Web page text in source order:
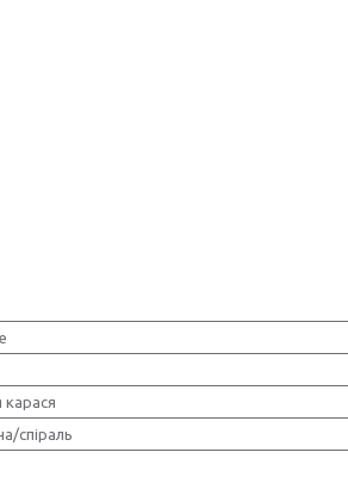
карася
спіраль